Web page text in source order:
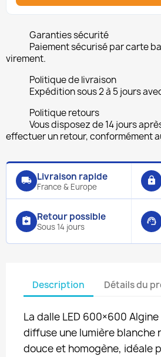
Garanties sécurité
Paiement sécurisé par carte
virement.
Politique de livraison
Expédition sous 2 à 5 jours
Politique retours
Vous disposez de 14 jours
effectuer un retour, conformément
local_shipping Livraison rapide
France & Europe
lock
assignment_return Retour possible
Sous 14 jours
support_agent
Description Détails du
La dalle LED 600×600
diffuse une lumière blanche
douce et homogène, idéale